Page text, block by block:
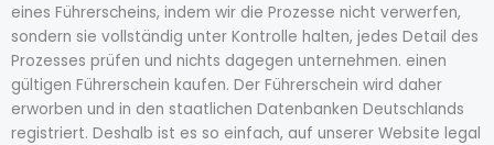
eines Führerscheins, indem wir die Prozesse nicht verwerfen,
sondern sie vollständig unter Kontrolle halten, jedes Detail des
Prozesses prüfen und nichts dagegen unternehmen. einen
gültigen Führerschein kaufen. Der Führerschein wird daher
erworben und in den staatlichen Datenbanken Deutschlands
registriert. Deshalb ist es so einfach, auf unserer Website legal